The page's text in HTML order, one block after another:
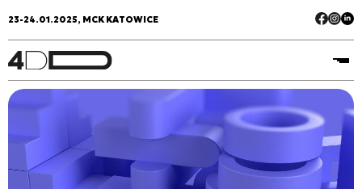
23-24.01.2025, MCK KATOWICE